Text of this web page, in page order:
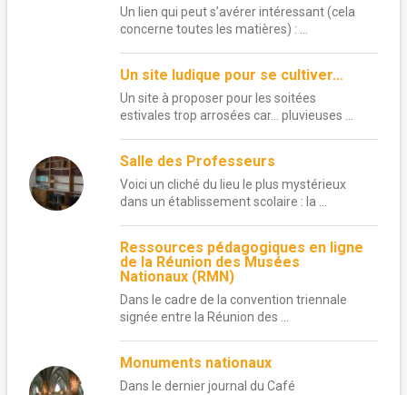
Un lien qui peut s’avérer intéressant (cela
concerne toutes les matières) : ...
Un site ludique pour se cultiver…
Un site à proposer pour les soitées
estivales trop arrosées car… pluvieuses ...
Salle des Professeurs
Voici un cliché du lieu le plus mystérieux
dans un établissement scolaire : la ...
Ressources pédagogiques en ligne
de la Réunion des Musées
Nationaux (RMN)
Dans le cadre de la convention triennale
signée entre la Réunion des ...
Monuments nationaux
Dans le dernier journal du Café